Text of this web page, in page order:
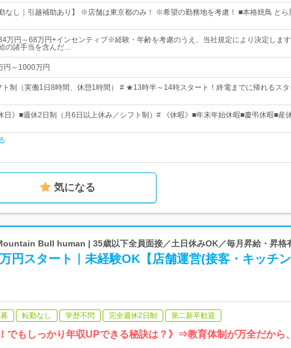
勤なし｜引越補助あり】 ※店舗は東京都のみ！ ※希望の勤務地を考慮！ ■本格焼鳥 とら
万円～68万円+インセンティブ※経験・年齢を考慮のうえ、当社規定により決定しま
の諸手当を含んだ…
円～1000万円
ト制（実働1日8時間、休憩1時間） # ★13時半～14時スタート！終電までに帰れるス
日》■週休2日制（月6日以上休み／シフト制）# 《休暇》■年末年始休暇■慶弔休暇■産
気になる
Bull human | 35歳以下全員面接／土日休みOK／毎月昇給・昇格
円スタート｜未経験OK【店舗運営(接客・キッチン
転勤なし 学歴不問 完全週休2日制 第二新卒歓迎
でもしっかり年収UPできる秘訣は？》⇒教育体制が万全だか